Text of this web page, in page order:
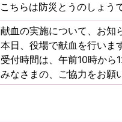
こちらは防災とうのしょう
献血の実施について、お知
本日、役場で献血を行いま
受付時間は、午前10時から
みなさまの、ご協力をお願